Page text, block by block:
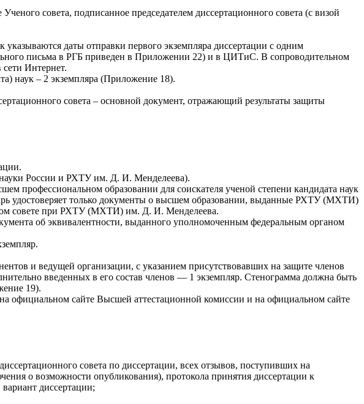
совета, подписанное председателем диссертационного совета (с визой
даты отправки первого экземпляра диссертации с одним
письма в РГБ приведен в Приложении 22) и в ЦИТиС. В сопроводительном
сети Интернет.
наук – 2 экземпляра (Приложение 18).
совета – основной документ, отражающий результаты защиты
России и РХТУ им. Д. И. Менделеева).
профессиональном образовании для соискателя ученой степени кандидата наук
удостоверяет только документы о высшем образовании, выданные РХТУ (МХТИ)
совете при РХТУ (МХТИ) им. Д. И. Менделеева.
об эквивалентности, выданного уполномоченным федеральным органом
и ведущей организации, с указанием присутствовавших на защите членов
введенных в его состав членов — 1 экземпляр. Стенограмма должна быть
19).
официальном сайте Высшей аттестационной комиссии и на официальном сайте
совета по диссертации, всех отзывов, поступивших на
о возможности опубликования), протокола принятия диссертации к
диссертации;